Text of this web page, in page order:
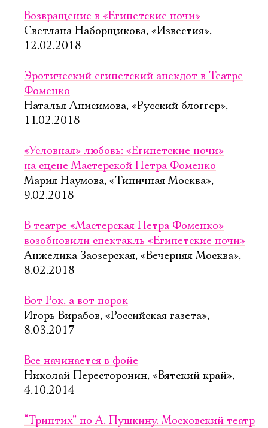
Возвращение в «Египетские ночи»
Светлана Наборщикова, «Известия»,
12.02.2018
Эротический египетский анекдот в Театре
Фоменко
Наталья Анисимова, «Русский блоггер»,
11.02.2018
«Условная» любовь: «Египетские ночи»
на сцене Мастерской Петра Фоменко
Мария Наумова, «Типичная Москва»,
9.02.2018
В театре «Мастерская Петра Фоменко»
возобновили спектакль «Египетские ночи»
Анжелика Заозерская, «Вечерняя Москва»,
8.02.2018
Вот Рок, а вот порок
Игорь Вирабов, «Российская газета»,
8.03.2017
Все начинается в фойе
Николай Пересторонин, «Вятский край»,
4.10.2014
“Триптих” по А. Пушкину. Московский театр